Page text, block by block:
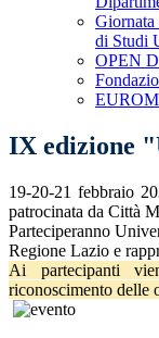
Giornata
di Studi
OPEN
IX edizione
19-20-21 febbraio
patrocinata da Città
Parteciperanno
Regione Lazio e
Ai partecipanti
riconoscimento delle